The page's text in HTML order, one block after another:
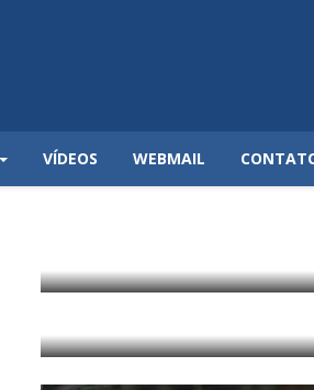
VÍDEOS WEBMAIL